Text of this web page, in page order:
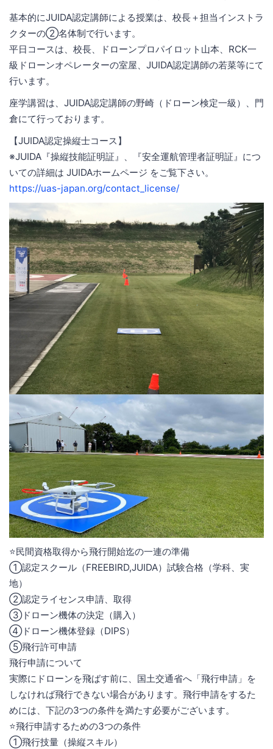
基本的にJUIDA認定講師による授業は、校長＋担当インストラ
クターの②名体制で行います。
平日コースは、校長、ドローンプロパイロット山本、RCK一
級ドローンオペレーターの室屋、JUIDA認定講師の若菜等にて
行います。
座学講習は、JUIDA認定講師の野崎（ドローン検定一級）、門
倉にて行っております。
【JUIDA認定操縦士コース】
※JUIDA『操縦技能証明証』、『安全運航管理者証明証』につ
いての詳細は JUIDAホームページ をご覧下さい。
https://uas-japan.org/contact_license/
⭐️民間資格取得から飛行開始迄の一連の準備
①認定スクール（FREEBIRD,JUIDA）試験合格（学科、実
地）
②認定ライセンス申請、取得
③ドローン機体の決定（購入）
④ドローン機体登録（DIPS）
⑤飛行許可申請
飛行申請について
実際にドローンを飛ばす前に、国土交通省へ「飛行申請」を
しなければ飛行できない場合があります。飛行申請をするた
めには、下記の3つの条件を満たす必要がございます。
⭐️飛行申請するための3つの条件
①飛行技量（操縦スキル）